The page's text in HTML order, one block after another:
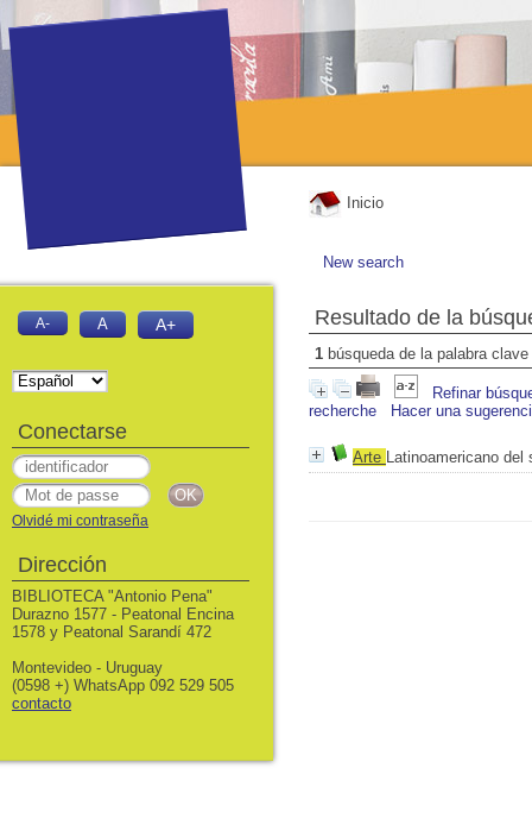
Inicio
New search
Resultado de la
1 búsqueda de la palabra clave
Refinar
recherche
Hacer una
Arte Latinoamericano del
A- A A+
Conectarse
Olvidé mi contraseña
Dirección
BIBLIOTECA "Antonio Pena"
Durazno 1577 - Peatonal Encina
1578 y Peatonal Sarandí 472
Montevideo - Uruguay
(0598 +) WhatsApp 092 529 505
contacto